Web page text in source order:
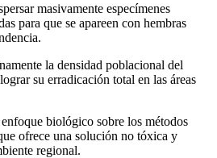
masivamente especímenes
para que se apareen con hembras
la densidad poblacional del
su erradicación total en las áreas
biológico sobre los métodos
ofrece una solución no tóxica y
regional.